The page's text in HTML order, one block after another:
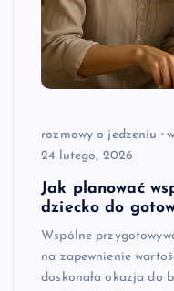
rozmowy o jedzeniu
24 lutego, 2026
Jak planować
dziecko do
Wspólne
na zapewnienie
doskonała okazja do